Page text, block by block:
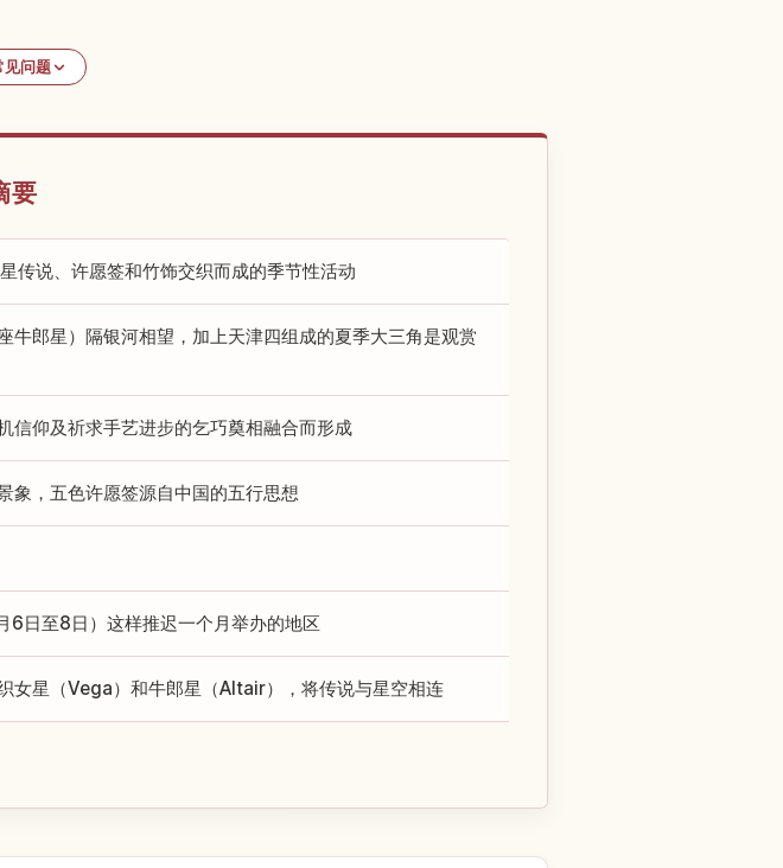
见问题
要
传说、许愿签和竹饰交织而成的季节性活动
牛郎星）隔银河相望，加上天津四组成的夏季大三角是观赏
信仰及祈求手艺进步的乞巧奠相融合而形成
象，五色许愿签源自中国的五行思想
6日至8日）这样推迟一个月举办的地区
女星（Vega）和牛郎星（Altair），将传说与星空相连